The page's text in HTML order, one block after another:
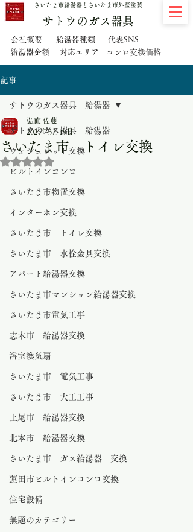
さいたま市給湯器とさいたま市外壁塗装
サトウのガス器具
会社概要 給湯器種類
代表SNS
給湯器金額
対応エリア コンロ交換価格
記事
サトウのガス器具 給湯器
ウォシュレット交換
ビルトインコンロ
さいたま市物置交換
インターホン交換
さいたま市 トイレ交換
さいたま市 水栓金具交換
アパート給湯器交換
さいたま市マンション給湯器交換
さいたま市電気工事
志木市 給湯器交換
浴室換気扇
さいたま市 電気工事
さいたま市 大工工事
上尾市 給湯器交換
北本市 給湯器交換
さいたま市 ガス給湯器 交換
蓮田市ビルトインコンロ交換
住宅設備
無題のカテゴリー
サトウのガス器具 給湯器
さいたま市 トイレ交換
弘直 佐藤
2025年3月19日
5つ星のうちNaNと評価されています。